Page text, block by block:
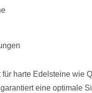
harte Edelsteine wie
eine optimale